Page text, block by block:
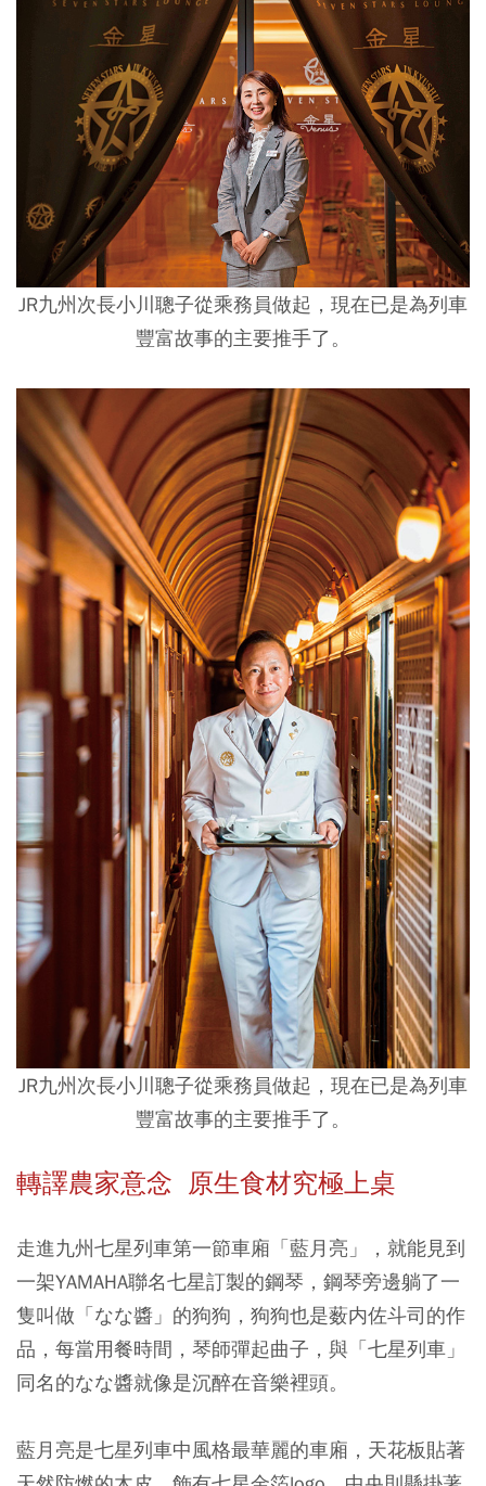
JR九州次長小川聰子從乘務員做起，現在已是為列車
豐富故事的主要推手了。
JR九州次長小川聰子從乘務員做起，現在已是為列車
豐富故事的主要推手了。
轉譯農家意念 原生食材究極上桌
走進九州七星列車第一節車廂「藍月亮」，就能見到
一架YAMAHA聯名七星訂製的鋼琴，鋼琴旁邊躺了一
隻叫做「なな醬」的狗狗，狗狗也是薮内佐斗司的作
品，每當用餐時間，琴師彈起曲子，與「七星列車」
同名的なな醬就像是沉醉在音樂裡頭。
藍月亮是七星列車中風格最華麗的車廂，天花板貼著